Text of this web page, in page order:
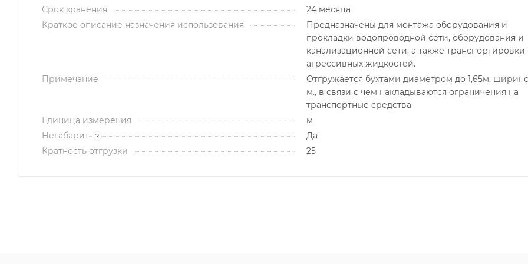
Срок хранения
24 месяца
Краткое описание назначения использования
Предназначены для монтажа оборудования и
прокладки водопроводной сети, оборудования и
канализационной сети, а также транспортировки
агрессивных жидкостей.
Примечание
Отгружается бухтами диаметром до 1,65м.
м., в связи с чем накладываются ограничения на
транспортные средства
Единица измерения
м
Негабарит
?
Да
Кратность отгрузки
25